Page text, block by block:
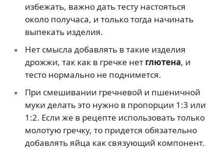
избежать, важно дать тесту настояться
около получаса, и только тогда начинать
выпекать изделия.
Нет смысла добавлять в такие изделия
дрожжи, так как в гречке нет глютена, и
тесто нормально не поднимется.
При смешивании гречневой и пшеничной
муки делать это нужно в пропорции 1:3 или
1:2. Если же в рецепте использовать только
молотую гречку, то придется обязательно
добавлять яйца как связующий компонент.